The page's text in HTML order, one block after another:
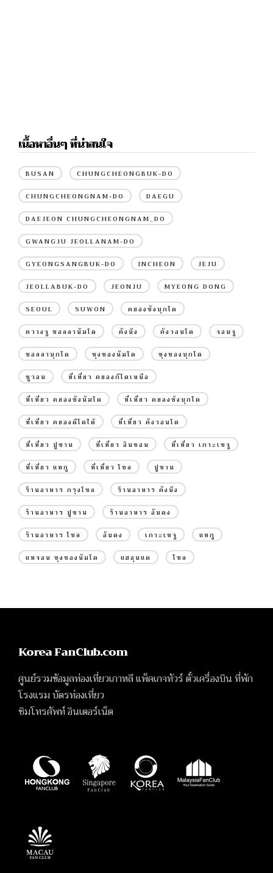
เนื้อหาอื่นๆ ที่น่าสนใจ
BUSAN CHUNGCHEONGBUK-DO
CHUNGCHEONGNAM-DO DAEGU
DAEJEON CHUNGCHEONGNAM_DO
GWANGJU JEOLLANAM-DO
GYEONGSANGBUK-DO INCHEON JEJU
JEOLLABUK-DO JEONJU MYEONG DONG
SEOUL SUWON คยองซังบุกโด
ควางจู ชอลลานัมโด คังนึง คังวอนโด จอนจู
ชอลลาบุกโด ชุงชองนัมโด ชุงชองบุกโด
ซูวอน ที่เที่ยว คยองกีโดเหนือ
ที่เที่ยว คยองซังนัมโด ที่เที่ยว คยองซังบุกโด
ที่เที่ยว คยองดีโดใต้ ที่เที่ยว คังวอนโด
ที่เที่ยว ปูซาน ที่เที่ยว อินชอน ที่เที่ยว เกาะเชจู
ที่เที่ยว แทกู ที่เที่ยว โซล ปูซาน
ร้านอาหาร กรุงโซล ร้านอาหาร คังนึง
ร้านอาหาร ปูซาน ร้านอาหาร อันดง
ร้านอาหาร โซล อันดง เกาะเชจู แทกู
แทจอน ชุงชองนัมโด แฮอุนแด โซล
Korea FanClub.com
ศูนย์รวมข้อมูลท่องเที่ยวเกาหลี แพ็คเกจทัวร์ ตั๋วเครื่องบิน ที่พัก
โรงแรม บัตรท่องเที่ยว
ซิมโทรศัพท์ อินเตอร์เน็ต